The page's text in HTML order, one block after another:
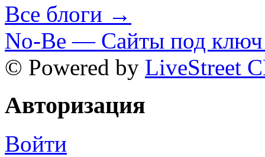
Все блоги →
No-Be — Сайты под ключ
© Powered by LiveStreet
Авторизация
Войти